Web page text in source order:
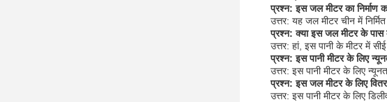
प्रश्न: इस जल मीटर का निर्माण
उत्तर: यह जल मीटर चीन में
प्रश्न: क्या इस जल मीटर के पास
उत्तर: हां, इस पानी के मीटर में
प्रश्न: इस पानी मीटर के लिए
उत्तर: इस पानी मीटर के लिए
प्रश्न: इस जल मीटर के लिए
उत्तर: इस पानी मीटर के लिए